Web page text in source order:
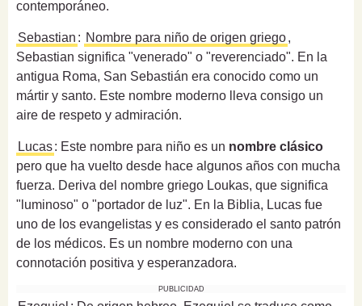
contemporáneo.
Sebastian : Nombre para niño de origen griego,
Sebastian significa "venerado" o "reverenciado". En la
antigua Roma, San Sebastián era conocido como un
mártir y santo. Este nombre moderno lleva consigo un
aire de respeto y admiración.
Lucas: Este nombre para niño es un nombre clásico
pero que ha vuelto desde hace algunos años con mucha
fuerza. Deriva del nombre griego Loukas, que significa
"luminoso" o "portador de luz". En la Biblia, Lucas fue
uno de los evangelistas y es considerado el santo patrón
de los médicos. Es un nombre moderno con una
connotación positiva y esperanzadora.
PUBLICIDAD